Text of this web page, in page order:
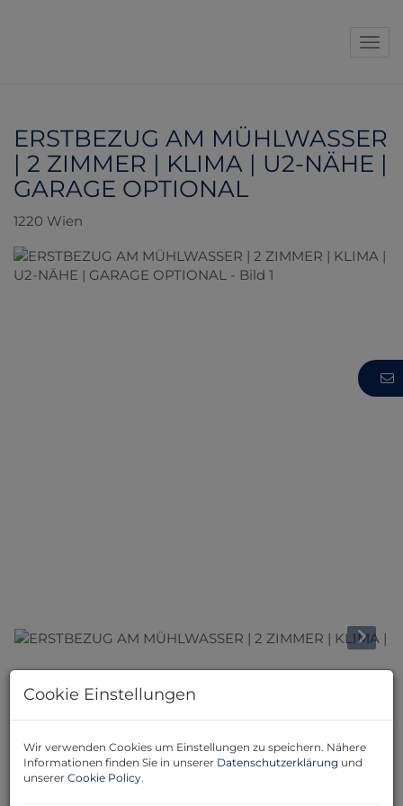
ERSTBEZUG AM MÜHLWASSER
| 2 ZIMMER | KLIMA | U2-NÄHE |
GARAGE OPTIONAL
1220 Wien
Beschreibung
Neubauwohnung in Wien 22 – Donaustadt, die durch
eine durchdachte Raumaufteilung, zeitgemäße
Ausstattung und hohen Wohnkomfort überzeugt.
Cookie Einstellungen
Wir verwenden Cookies um Einstellungen zu speichern. Nähere
Informationen finden Sie in unserer Datenschutzerklärung und
unserer Cookie Policy.